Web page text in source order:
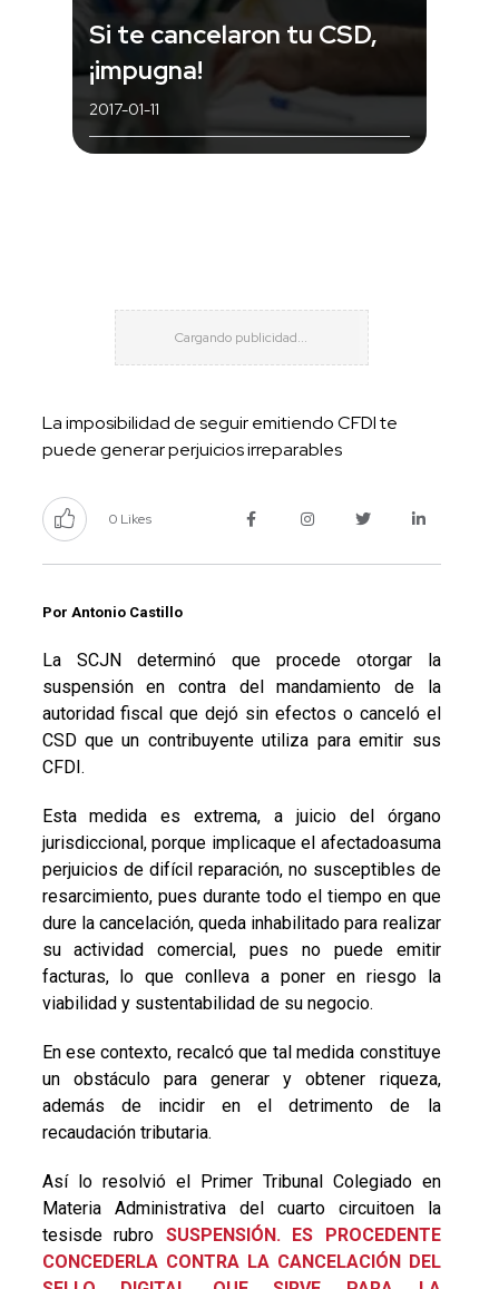
Si te cancelaron tu CSD,
¡impugna!
2017-01-11
La imposibilidad de seguir emitiendo CFDI te
puede generar perjuicios irreparables
0 Likes
Por Antonio Castillo
La SCJN determinó que procede otorgar la
suspensión en contra del mandamiento de la
autoridad fiscal que dejó sin efectos o canceló el
CSD que un contribuyente utiliza para emitir sus
CFDI.
Esta medida es extrema, a juicio del órgano
jurisdiccional, porque implicaque el afectadoasuma
perjuicios de difícil reparación, no susceptibles de
resarcimiento, pues durante todo el tiempo en que
dure la cancelación, queda inhabilitado para realizar
su actividad comercial, pues no puede emitir
facturas, lo que conlleva a poner en riesgo la
viabilidad y sustentabilidad de su negocio.
En ese contexto, recalcó que tal medida constituye
un obstáculo para generar y obtener riqueza,
además de incidir en el detrimento de la
recaudación tributaria.
Así lo resolvió el Primer Tribunal Colegiado en
Materia Administrativa del cuarto circuitoen la
tesisde rubro SUSPENSIÓN. ES PROCEDENTE
CONCEDERLA CONTRA LA CANCELACIÓN DEL